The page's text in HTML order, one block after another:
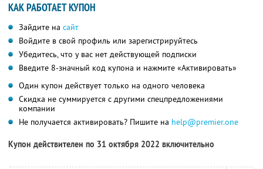
КАК РАБОТАЕТ КУПОН
Зайдите на сайт
Войдите в свой профиль или зарегистрируйтесь
Убедитесь, что у вас нет действующей подписки
Введите 8-значный код купона и нажмите «Активировать»
Один купон действует только на одного человека
Скидка не суммируется с другими спецпредложениями
компании
Не получается активировать? Пишите на help@premier.one
Купон действителен по 31 октября 2022 включительно